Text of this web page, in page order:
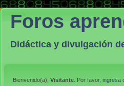
Foros
Didáctica y divulgación
Bienvenido(a), Visitante . Por favor, ingresa